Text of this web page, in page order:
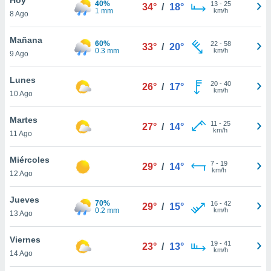
y
en
más
de
8 Ago
40%
1 mm
34° / 18° 13- 25
km/h
Mañana
9 Ago
60%
0.3 mm
33° / 20° 22- 58
km/h
Lunes
10 Ago
26° / 17° 20- 40
km/h
Martes
11 Ago
27° / 14° 11 - 25
km/h
Miércoles
12 Ago
29° / 14° 7- 19
km/h
Jueves
13 Ago
70%
0.2 mm
29° / 15° 16- 42
km/h
Viernes
14 Ago
23° / 13° 19- 41
km/h